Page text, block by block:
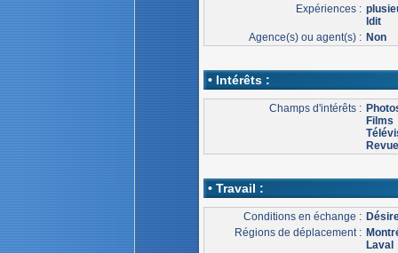
Expériences :
ldit
Agence(s) ou agent(s) : Non
• Intérêts :
Champs d'intérêts :
Films
• Travail :
Conditions en échange :
Régions de déplacement :
Laval